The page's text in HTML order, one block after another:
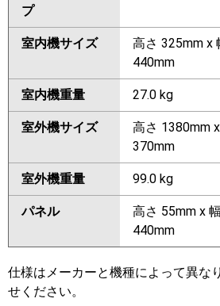
プ
室内機サイズ
高さ 325mm x
440mm
室内機重量 27.0 kg
室外機サイズ
高さ 1380mm
370mm
室外機重量 99.0 kg
パネル
高さ 55mm x
440mm
仕様はメーカーと機種によって異な
せください。